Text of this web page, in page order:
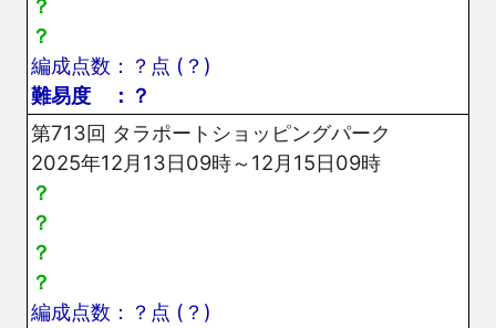
？
？
編成点数：？点 (？)
難易度 ：？
第713回 タラポートショッピングパーク
2025年12月13日09時～12月15日09時
？
？
？
？
編成点数：？点 (？)